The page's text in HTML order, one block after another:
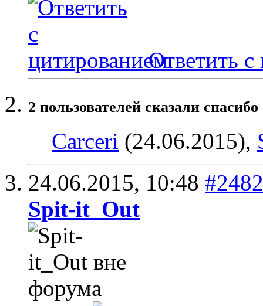
Ответить с
2 пользователей сказали
Carceri (24.06.2015),
24.06.2015, 10:48 #2482
Spit-it_Out